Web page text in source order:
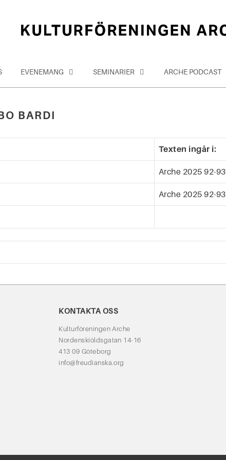
EVENEMANG SEMINARIER ARCHE PODCAST
BARDI
Texten ingår i:
Arche 2025 92-93
Arche 2025 92-93
KONTAKTA OSS
Kulturföreningen Arche
Nordenskiöldsgatan 14-16
413 09 Göteborg
info@freudianska.org